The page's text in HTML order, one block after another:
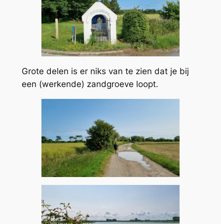
Grote delen is er niks van te zien dat je bij
een (werkende) zandgroeve loopt.